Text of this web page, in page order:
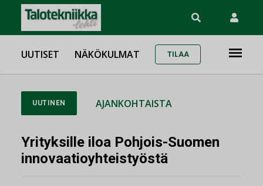
UUTISET NÄKÖKULMAT TILAA
UUTINEN AJANKOHTAISTA
Yrityksille iloa Pohjois-Suomen
innovaatioyhteistyöstä